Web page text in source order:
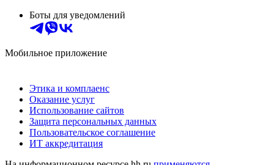
Боты для уведомлений
Мобильное приложение
Этика и комплаенс
Оказание услуг
Использование сайтов
Защита персональных данных
Пользовательское соглашение
ИТ аккредитация